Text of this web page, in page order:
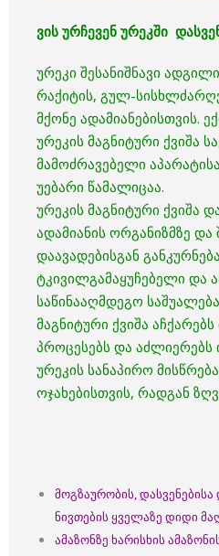
ვის ურჩევენ ურეკში
ურეკი შესანიშნავი
რაქიტის, გულ-
მქონე ადამიანებისთვის.
ურეკის მაგნიტური ქვიშა
მამოძრავებელი
უებარი წამალიცაა.
ურეკის მაგნიტური ქვიშა
ადამიანის ორგანიზმზე
დაავადებისგან
ტკივილგამაყუჩებელი და
საწინააღმდეგო
მაგნიტური ქვიშა
პროცესებს და აძლიერებს
ურეკის სანაპირო
ოჯახებისთვის, რადგან
მოგზაურობის,
ნივთების ყველაზე დიდი
ამაზონზე ხარისხის